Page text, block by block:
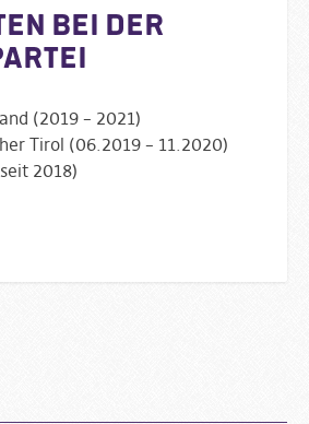
bei der
(2019 – 2021)
Tirol (06.2019 – 11.2020)
2018)